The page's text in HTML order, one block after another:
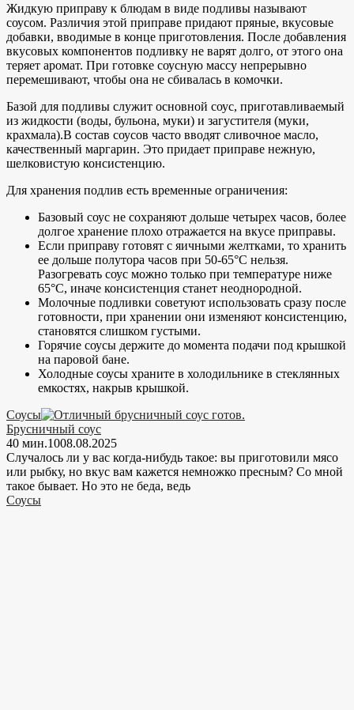
Жидкую приправу к блюдам в виде подливы называют
соусом. Различия этой приправе придают пряные, вкусовые
добавки, вводимые в конце приготовления. После добавления
вкусовых компонентов подливку не варят долго, от этого она
теряет аромат. При готовке соусную массу непрерывно
перемешивают, чтобы она не сбивалась в комочки.
Базой для подливы служит основной соус, приготавливаемый
из жидкости (воды, бульона, муки) и загустителя (муки,
крахмала).В состав соусов часто вводят сливочное масло,
качественный маргарин. Это придает приправе нежную,
шелковистую консистенцию.
Для хранения подлив есть временные ограничения:
Базовый соус не сохраняют дольше четырех часов, более
долгое хранение плохо отражается на вкусе приправы.
Если приправу готовят с яичными желтками, то хранить
ее дольше полутора часов при 50-65°C нельзя.
Разогревать соус можно только при температуре ниже
65°C, иначе консистенция станет неоднородной.
Молочные подливки советуют использовать сразу после
готовности, при хранении они изменяют консистенцию,
становятся слишком густыми.
Горячие соусы держите до момента подачи под крышкой
на паровой бане.
Холодные соусы храните в холодильнике в стеклянных
емкостях, накрыв крышкой.
Соусы
Брусничный соус
40 мин.1008.08.2025
Случалось ли у вас когда-нибудь такое: вы приготовили мясо
или рыбку, но вкус вам кажется немножко пресным? Со мной
такое бывает. Но это не беда, ведь
Соусы